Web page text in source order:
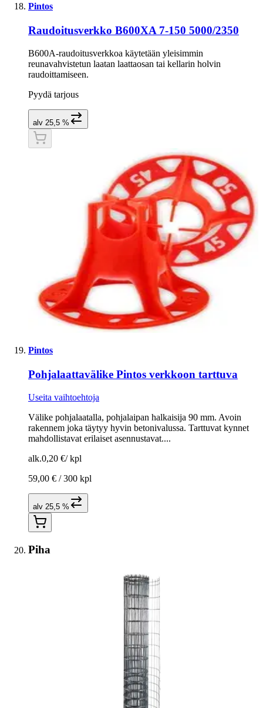
Pintos
Raudoitusverkko B600XA 7-150 5000/2350
B600A-raudoitusverkkoa käytetään yleisimmin
reunavahvistetun laatan laattaosan tai kellarin holvin
raudoittamiseen.
Pyydä tarjous
alv 25,5 %
Pintos
Pohjalaattavälike Pintos verkkoon tarttuva
Useita vaihtoehtoja
Välike pohjalaatalla, pohjalaipan halkaisija 90 mm. Avoin
rakennem joka täytyy hyvin betonivalussa. Tarttuvat kynnet
mahdollistavat erilaiset asennustavat....
alk.0,20 €/ kpl
59,00 € /300 kpl
alv 25,5 %
Piha